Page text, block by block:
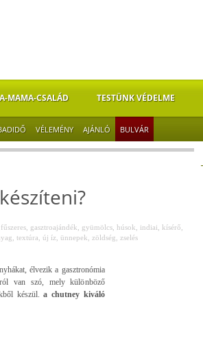
MAMA-CSALÁD TESTÜNK VÉDELME
VÉLEMÉNY AJÁNLÓ BULVÁR
fűszeres, gasztroajándék gyümölcs, húsok indiai kísérő
textúra új íz ünnepek zöldség zselés
élvezik a gasztronómia
van szó, mely különböző
készül.a chutney kiváló